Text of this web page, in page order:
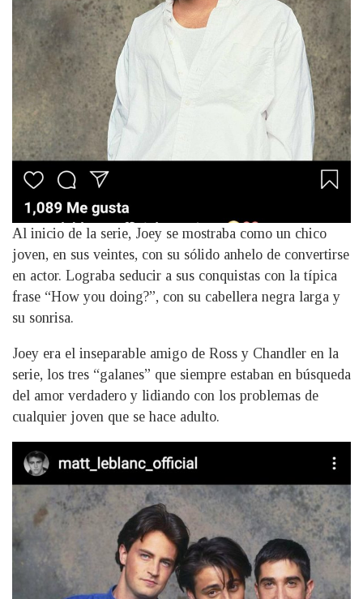
Al inicio de la serie, Joey se mostraba como un chico
joven, en sus veintes, con su sólido anhelo de convertirse
en actor. Lograba seducir a sus conquistas con la típica
frase “How you doing?”, con su cabellera negra larga y
su sonrisa.
Joey era el inseparable amigo de Ross y Chandler en la
serie, los tres “galanes” que siempre estaban en búsqueda
del amor verdadero y lidiando con los problemas de
cualquier joven que se hace adulto.